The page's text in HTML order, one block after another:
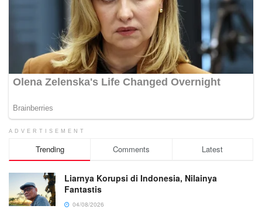
ADVERTISEMENT
Trending Comments Latest
Liarnya Korupsi di Indonesia, Nilainya
Fantastis
04/08/2026